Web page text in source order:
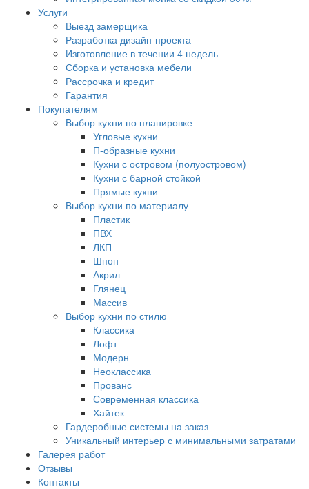
Услуги
Выезд замерщика
Разработка дизайн-проекта
Изготовление в течении 4 недель
Сборка и установка мебели
Рассрочка и кредит
Гарантия
Покупателям
Выбор кухни по планировке
Угловые кухни
П-образные кухни
Кухни с островом (полуостровом)
Кухни с барной стойкой
Прямые кухни
Выбор кухни по материалу
Пластик
ПВХ
ЛКП
Шпон
Акрил
Глянец
Массив
Выбор кухни по стилю
Классика
Лофт
Модерн
Неоклассика
Прованс
Современная классика
Хайтек
Гардеробные системы на заказ
Уникальный интерьер с минимальными затратами
Галерея работ
Отзывы
Контакты